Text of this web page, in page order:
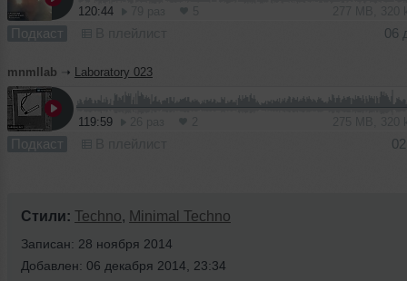
120:44
Подкаст 06
mnmllab ➝ Laboratory 023
119:59
Подкаст
Стили: Techno, Minimal Techno
Записан: 28 ноября 2014
Добавлен: 06 декабря 2014, 23:34